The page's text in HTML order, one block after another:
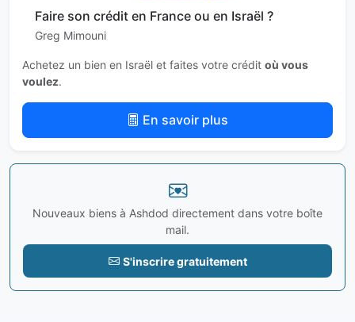
Faire son crédit en France ou en Israël ?
Greg Mimouni
Achetez un bien en Israël et faites votre crédit où vous
voulez.
En savoir plus
Nouveaux biens à Ashdod directement dans votre boîte
mail.
S'inscrire gratuitement